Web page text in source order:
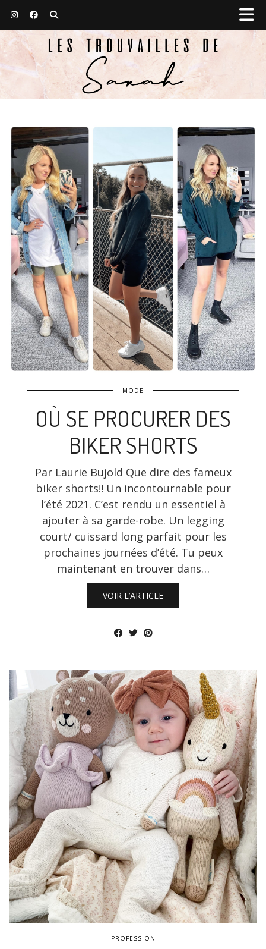
MODE
OÙ SE PROCURER DES
BIKER SHORTS
Par Laurie Bujold Que dire des fameux
biker shorts!! Un incontournable pour
l’été 2021. C’est rendu un essentiel à
ajouter à sa garde-robe. Un legging
court/ cuissard long parfait pour les
prochaines journées d’été. Tu peux
maintenant en trouver dans…
VOIR L’ARTICLE
PROFESSION